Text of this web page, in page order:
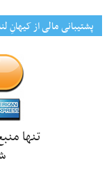
پشتیبانی مالی از کیهانِ
تنها